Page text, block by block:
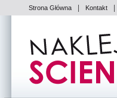
Strona Główna Kontakt